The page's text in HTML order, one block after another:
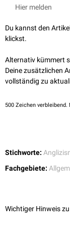
Ductus deferens
iliaca externa.
ansonsten zu
Hier melden
Du kannst den
klickst.
Alternativ kümmert
Deine zusätzlichen
vollständig zu
500 Zeichen
Stichworte:
Fachgebiete:
Wichtiger Hinweis